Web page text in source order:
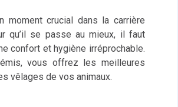
moment crucial dans la carrière
qu’il se passe au mieux, il faut
confort et hygiène irréprochable.
vous offrez les meilleures
vêlages de vos animaux.